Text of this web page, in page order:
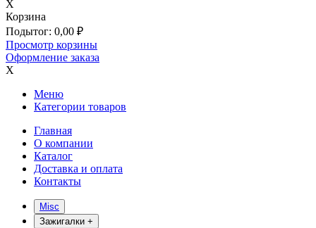
X
Корзина
Подытог: 0,00 ₽
Просмотр корзины
Оформление заказа
X
Меню
Категории товаров
Главная
О компании
Каталог
Доставка и оплата
Контакты
Misc
Зажигалки +